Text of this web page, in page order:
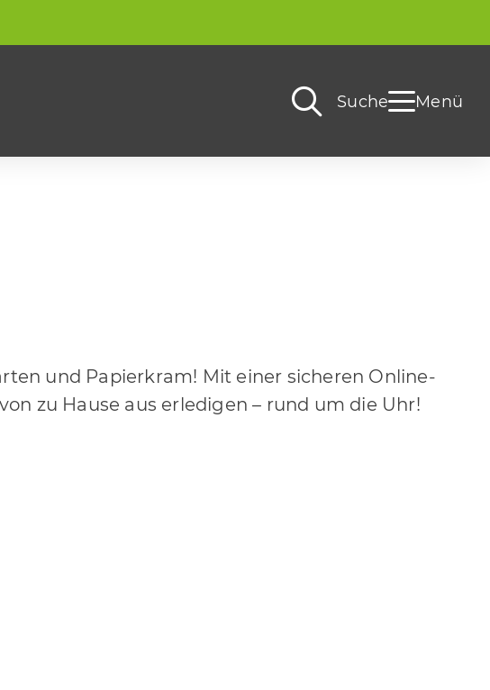
Suche Menü
und Papierkram! Mit einer sicheren Online-
zu Hause aus erledigen – rund um die Uhr!